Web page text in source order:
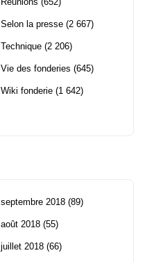
Selon la presse (2 667)
Technique (2 206)
Vie des fonderies (645)
Wiki fonderie (1 642)
septembre 2018 (89)
août 2018 (55)
juillet 2018 (66)